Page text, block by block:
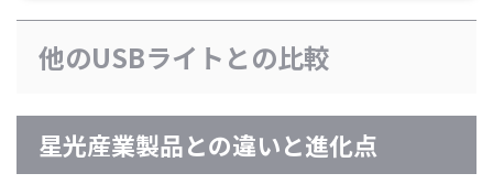
他のUSBライトとの比較
星光産業製品との違いと進化点